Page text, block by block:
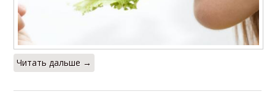
Читать дальше →